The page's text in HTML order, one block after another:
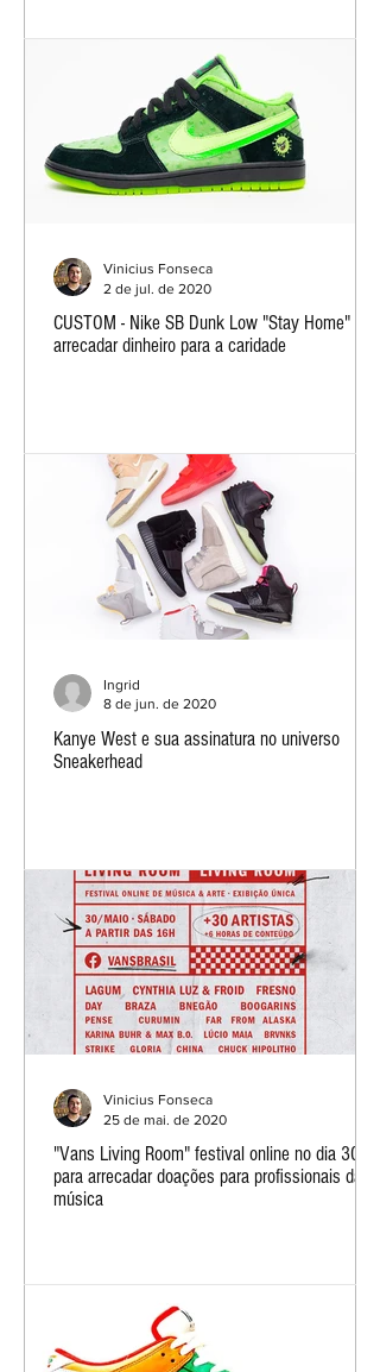
CUSTOM - Nike SB Dunk Low "Stay Home" irá
arrecadar dinheiro para a caridade
Vinicius Fonseca
2 de jul. de 2020
Kanye West e sua assinatura no universo
Sneakerhead
Ingrid
8 de jun. de 2020
"Vans Living Room" festival online no dia 30
para arrecadar doações para profissionais da
música
Vinicius Fonseca
25 de mai. de 2020